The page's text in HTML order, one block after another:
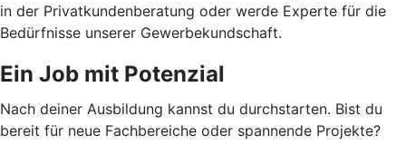
in der Privatkundenberatung oder werde Experte für die
Bedürfnisse unserer Gewerbekundschaft.
Ein Job mit Potenzial
Nach deiner Ausbildung kannst du durchstarten. Bist du
bereit für neue Fachbereiche oder spannende Projekte?